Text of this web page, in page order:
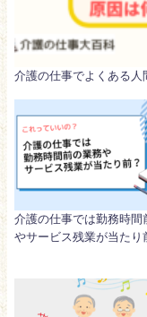
介護の仕事でよくある
介護の仕事では勤務時間
やサービス残業が当たり